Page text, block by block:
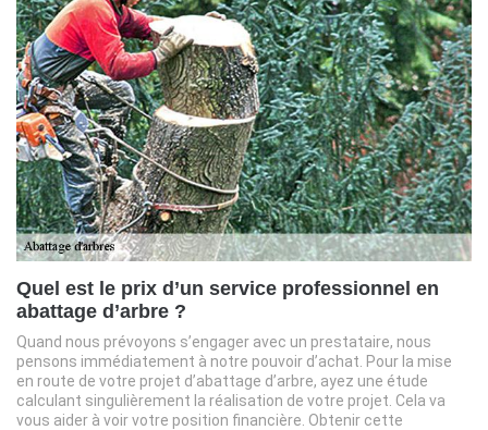
Quel est le prix d’un service professionnel en
abattage d’arbre ?
Quand nous prévoyons s’engager avec un prestataire, nous
pensons immédiatement à notre pouvoir d’achat. Pour la mise
en route de votre projet d’abattage d’arbre, ayez une étude
calculant singulièrement la réalisation de votre projet. Cela va
vous aider à voir votre position financière. Obtenir cette